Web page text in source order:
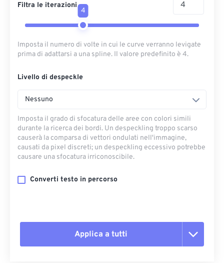
Filtra le iterazioni
4
Imposta il numero di volte in cui le curve verranno levigate
prima di adattarsi a una spline. Il valore predefinito è 4.
Livello di despeckle
Nessuno
Imposta il grado di sfocatura delle aree con colori simili
durante la ricerca dei bordi. Un despeckling troppo scarso
causerà la comparsa di vettori ondulati nell'immagine,
causati da pixel discreti; un despeckling eccessivo potrebbe
causare una sfocatura irriconoscibile.
Converti testo in percorso
Applica a tutti